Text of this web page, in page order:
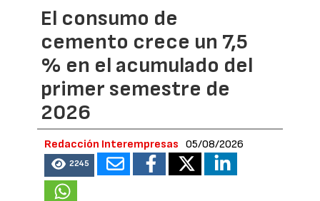
El consumo de
cemento crece un 7,5
% en el acumulado del
primer semestre de
2026
Redacción Interempresas 05/08/2026
2245